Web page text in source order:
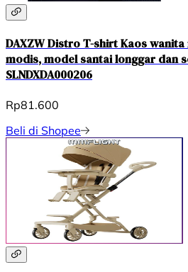
DAXZW Distro T-shirt Kaos
modis, model santai longgar dan
SLNDXDA000206
Rp81.600
Beli di Shopee